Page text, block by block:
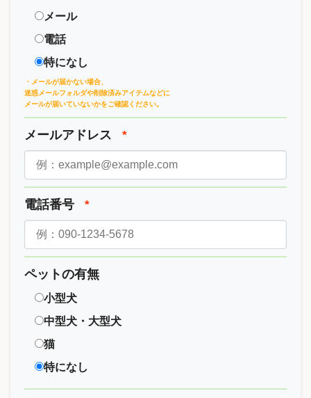
メール
電話
特になし
・メールが届かない場合、
迷惑メールフォルダや削除済みアイテムなどに
メールが届いていないかをご確認ください。
メールアドレス *
電話番号 *
ペットの有無
小型犬
中型犬・大型犬
猫
特になし